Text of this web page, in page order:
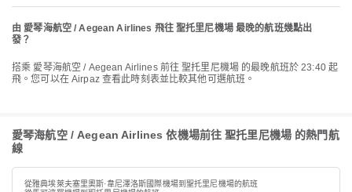
由 愛琴海航空 / Aegean Airlines 飛往 聖托里尼機場 最晚的航班幾點出
發？
搭乘 愛琴海航空 / Aegean Airlines 前往 聖托里尼機場 的最晚航班於 23:40 起
飛。您可以在 Airpaz 查看此時刻表並比較其他可選航班。
愛琴海航空 / Aegean Airlines 依機場前往 聖托里尼機場 的熱門航
線
從雅典埃萊夫塞里奧斯·韋尼澤洛斯國際機場到聖托里尼機場的航班